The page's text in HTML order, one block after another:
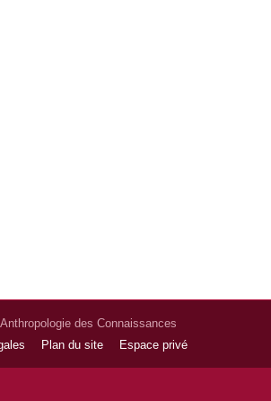
des Connaissances
Plan du site Espace privé